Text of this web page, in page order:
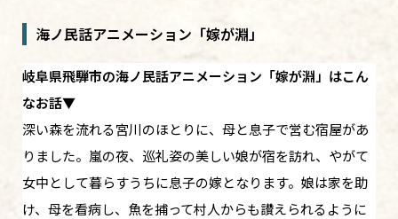
海ノ民話アニメーション「嫁が淵」
岐阜県飛騨市の海ノ民話アニメーション「嫁が淵 」はこん
なお話▼
深い森を流れる宮川のほとりに、母と息子で営む宿屋があ
りました。嵐の夜、巡礼姿の美しい娘が宿を訪れ、やがて
女中として暮らすうちに息子の嫁となります。娘は家を助
け、母を看病し、魚を捕って村人からも讃えられるように